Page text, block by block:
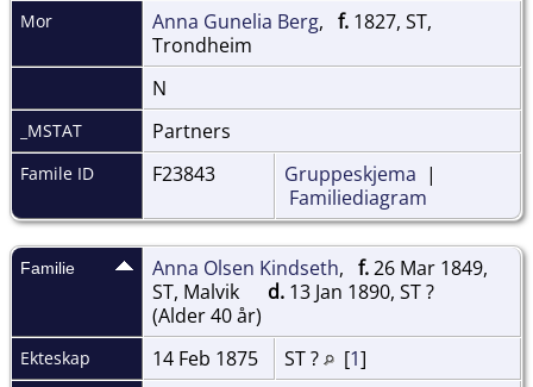
Mor Anna Gunelia Berg, f. 1827, ST,
Trondheim
N
_MSTAT Partners
Famile ID F23843 Gruppeskjema |
Familiediagram
Familie Anna Olsen Kindseth, f.26 Mar 1849,
ST, Malvik
d. 13 Jan 1890, ST ?
(Alder 40 år)
Ekteskap 14 Feb 1875 ST ? [1]